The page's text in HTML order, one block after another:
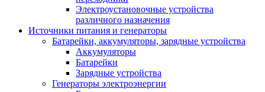
Электроустановочные устройства
различного назначения
Источники питания и генераторы
Батарейки, аккумуляторы, зарядные устройства
Аккумуляторы
Батарейки
Зарядные устройства
Генераторы электроэнергии